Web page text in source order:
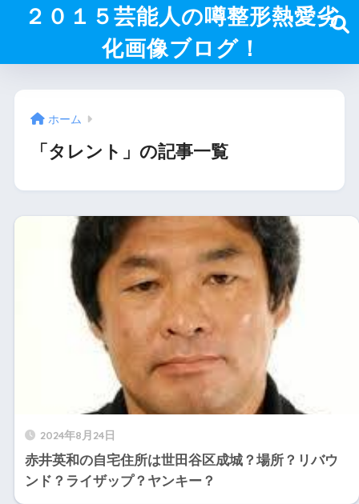
２０１５芸能人の噂整形熱愛劣
化画像ブログ！
ホーム
「タレント」の記事一覧
2024年8月24日
赤井英和の自宅住所は世田谷区成城？場所？リバウ
ンド？ライザップ？ヤンキー？